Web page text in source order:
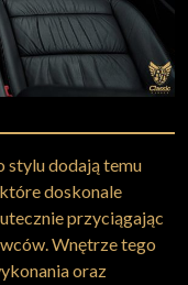
dodają temu
doskonale
przyciągając
Wnętrze tego
oraz